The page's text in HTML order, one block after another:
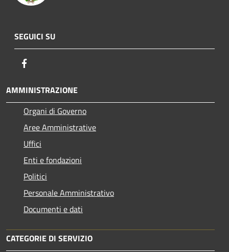
SEGUICI SU
AMMINISTRAZIONE
Organi di Governo
Aree Amministrative
Uffici
Enti e fondazioni
Politici
Personale Amministrativo
Documenti e dati
CATEGORIE DI SERVIZIO